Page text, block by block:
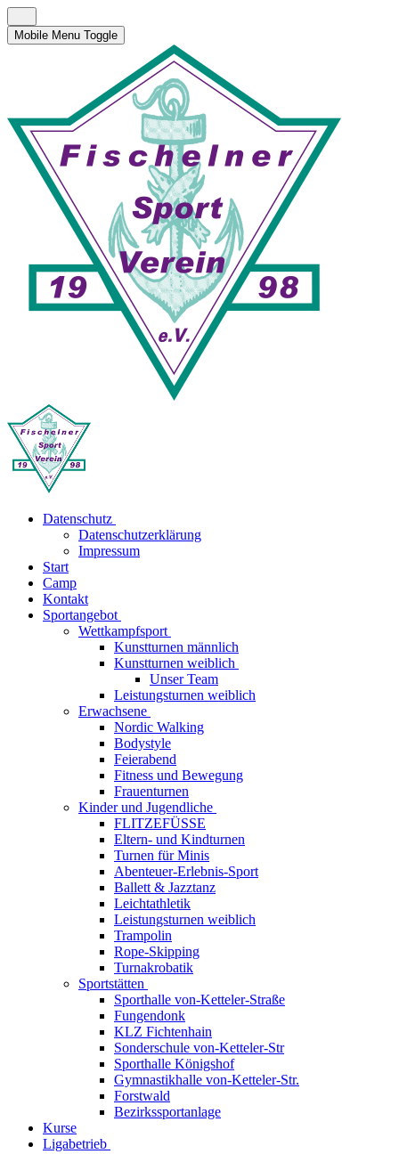
Mobile Menu Toggle
Datenschutz
Datenschutzerklärung
Impressum
Start
Camp
Kontakt
Sportangebot
Wettkampfsport
Kunstturnen männlich
Kunstturnen weiblich
Unser Team
Leistungsturnen weiblich
Erwachsene
Nordic Walking
Bodystyle
Feierabend
Fitness und Bewegung
Frauenturnen
Kinder und Jugendliche
FLITZEFÜSSE
Eltern- und Kindturnen
Turnen für Minis
Abenteuer-Erlebnis-Sport
Ballett & Jazztanz
Leichtathletik
Leistungsturnen weiblich
Trampolin
Rope-Skipping
Turnakrobatik
Sportstätten
Sporthalle von-Ketteler-Straße
Fungendonk
KLZ Fichtenhain
Sonderschule von-Ketteler-Str
Sporthalle Königshof
Gymnastikhalle von-Ketteler-Str.
Forstwald
Bezirkssportanlage
Kurse
Ligabetrieb